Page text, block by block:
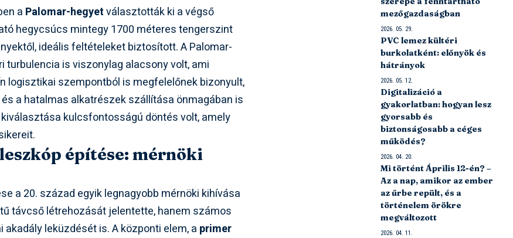
a Palomar-hegyetválasztották ki a végső
hegycsúcs mintegy 1700 méteres tengerszint
ideális feltételeket biztosított. A Palomar-
turbulencia is viszonylag alacsony volt, ami
logisztikai szempontból is megfelelőnek bizonyult,
a hatalmas alkatrészek szállítása önmagában is
kulcsfontosságú döntés volt, amely
építése: mérnöki
a 20. század egyik legnagyobb mérnöki kihívása
távcső létrehozását jelentette, hanem számos
leküzdését is. A központi elem, a primer
mezőgazdaságban
2026. 05. 29.
PVC lemez kültéri
burkolatként: előnyök és
hátrányok
2026. 05. 12.
Digitalizáció a
gyakorlatban: hogyan lesz
gyorsabb és
biztonságosabb a céges
működés?
2026. 04. 20.
Mi történt Április 12-én? –
Az a nap, amikor az ember
az űrbe repült, és a
történelem örökre
megváltozott
2026. 04. 11.